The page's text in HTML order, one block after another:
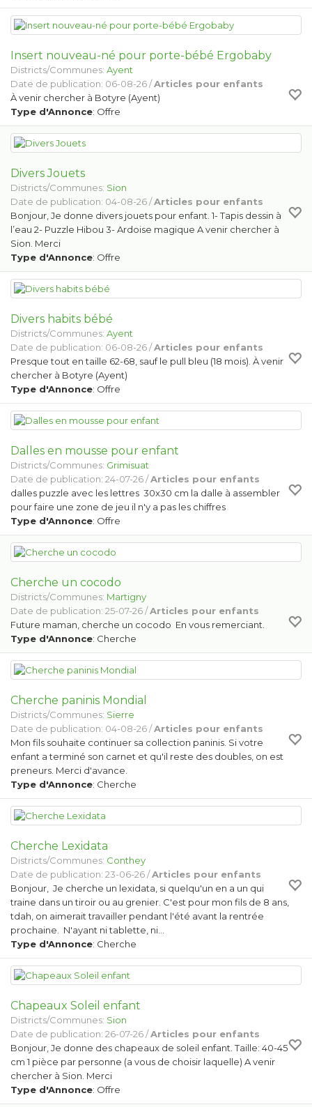
Insert nouveau-né pour porte-bébé Ergobaby
Districts/Communes: Ayent
Date de publication: 06-08-26 /Articles pour enfants
À venir chercher à Botyre (Ayent)
Type d'Annonce: Offre
Divers Jouets
Districts/Communes: Sion
Date de publication: 04-08-26 /Articles pour enfants
Bonjour, Je donne divers jouets pour enfant. 1- Tapis dessin à
l’eau 2- Puzzle Hibou 3- Ardoise magique A venir chercher à
Sion. Merci
Type d'Annonce: Offre
Divers habits bébé
Districts/Communes: Ayent
Date de publication: 06-08-26 /Articles pour enfants
Presque tout en taille 62-68, sauf le pull bleu (18 mois). À venir
chercher à Botyre (Ayent)
Type d'Annonce: Offre
Dalles en mousse pour enfant
Districts/Communes: Grimisuat
Date de publication: 24-07-26 /Articles pour enfants
dalles puzzle avec les lettres 30x30 cm la dalle à assembler
pour faire une zone de jeu il n'y a pas les chiffres
Type d'Annonce: Offre
Cherche un cocodo
Districts/Communes: Martigny
Date de publication: 25-07-26 /Articles pour enfants
Future maman, cherche un cocodo En vous remerciant.
Type d'Annonce: Cherche
Cherche paninis Mondial
Districts/Communes: Sierre
Date de publication: 04-08-26 /Articles pour enfants
Mon fils souhaite continuer sa collection paninis. Si votre
enfant a terminé son carnet et qu'il reste des doubles, on est
preneurs. Merci d'avance.
Type d'Annonce: Cherche
Cherche Lexidata
Districts/Communes: Conthey
Date de publication: 23-06-26 /Articles pour enfants
Bonjour, Je cherche un lexidata, si quelqu'un en a un qui
traine dans un tiroir ou au grenier. C'est pour mon fils de 8 ans,
tdah, on aimerait travailler pendant l'été avant la rentrée
prochaine. N'ayant ni tablette, ni…
Type d'Annonce: Cherche
Chapeaux Soleil enfant
Districts/Communes: Sion
Date de publication: 26-07-26 /Articles pour enfants
Bonjour, Je donne des chapeaux de soleil enfant. Taille: 40-45
cm 1 pièce par personne (a vous de choisir laquelle) A venir
chercher à Sion. Merci
Type d'Annonce: Offre